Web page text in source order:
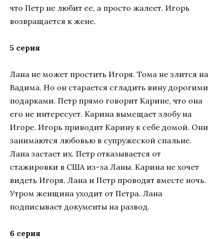
что Петр не любит ее, а просто жалеет. Игорь
возвращается к жене.
5 серия
Лана не может простить Игоря. Тома не злится на
Вадима. Но он старается сгладить вину дорогими
подарками. Петр прямо говорит Карине, что она
его не интересует. Карина вымещает злобу на
Игоре. Игорь приводит Карину к себе домой. Они
занимаются любовью в супружеской спальне.
Лана застает их. Петр отказывается от
стажировки в США из-за Ланы. Карина не хочет
видеть Игоря. Лана и Петр проводят вместе ночь.
Утром женщина уходит от Петра. Лана
подписывает документы на развод.
6 серия